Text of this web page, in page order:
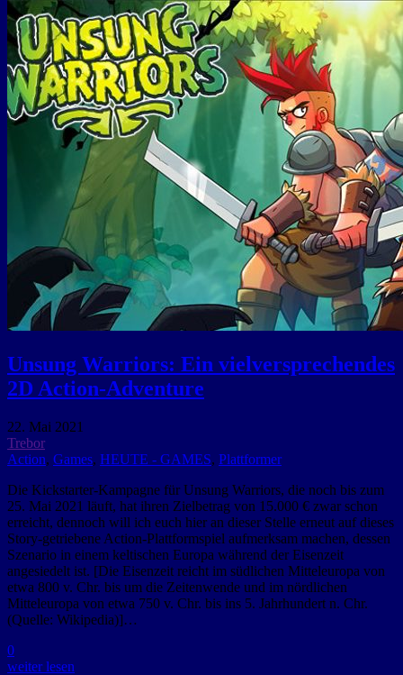
Unsung Warriors: Ein vielversprechendes
2D Action-Adventure
22. Mai 2021
Trebor
Action, Games, HEUTE - GAMES, Plattformer
Die Kickstarter-Kampagne für Unsung Warriors, die noch bis zum
25. Mai 2021 läuft, hat ihren Zielbetrag von 15.000 € zwar schon
erreicht, dennoch will ich euch hier an dieser Stelle erneut auf dieses
Story-getriebene Action-Plattformspiel aufmerksam machen, dessen
Szenario in einem keltischen Europa während der Eisenzeit
angesiedelt ist. [Die Eisenzeit reicht im südlichen Mitteleuropa von
etwa 800 v. Chr. bis um die Zeitenwende und im nördlichen
Mitteleuropa von etwa 750 v. Chr. bis ins 5. Jahrhundert n. Chr.
(Quelle: Wikipedia)]…
0
weiter lesen